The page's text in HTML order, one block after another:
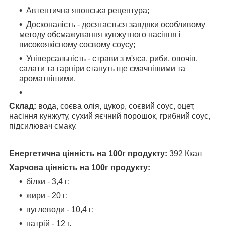
Автентична японська рецептура;
Досконалість - досягається завдяки особливому
методу обсмажування кунжутного насіння і
високоякісному соєвому соусу;
Універсальність - страви з м'яса, риби, овочів,
салати та гарніри стануть ще смачнішими та
ароматнішими.
Склад: вода, соєва олія, цукор, соєвий соус, оцет,
насіння кунжуту, сухий яєчний порошок, грибний соус,
підсилювач смаку.
Енергетична цінність на 100г продукту: 392 Ккал
Харчова цінність на 100г продукту:
білки - 3,4 г;
жири - 20 г;
вуглеводи - 10,4 г;
натрій - 12 г.